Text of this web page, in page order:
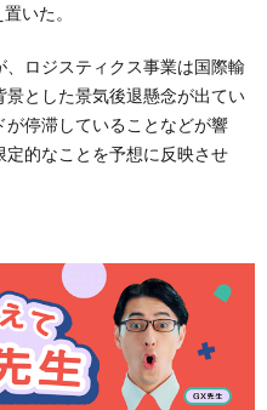
いた。
ロジスティクス事業は国際輸
とした景気後退懸念が出てい
停滞していることなどが響
的なことを予想に反映させ